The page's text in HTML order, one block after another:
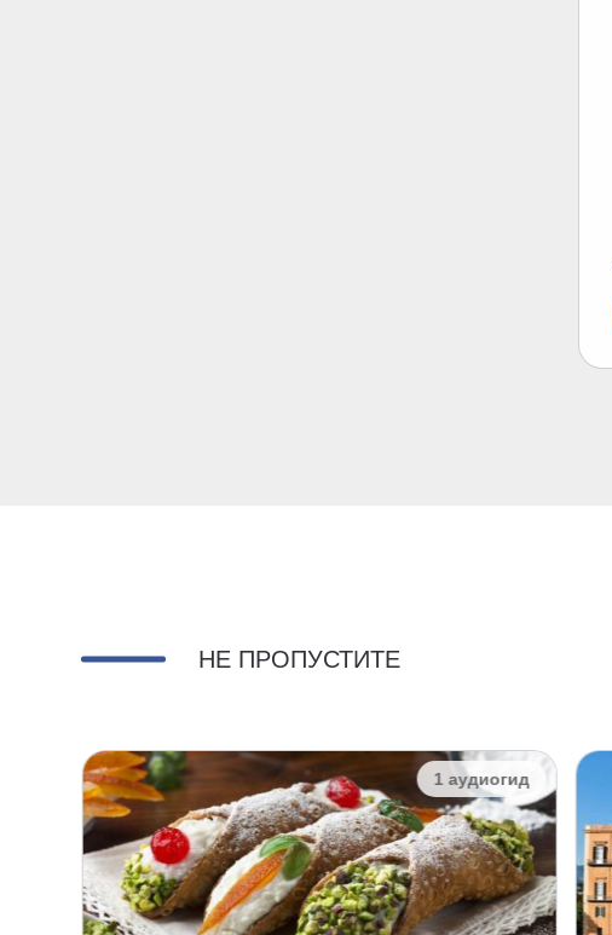
НЕ ПРОПУСТИТЕ
1 аудиогид